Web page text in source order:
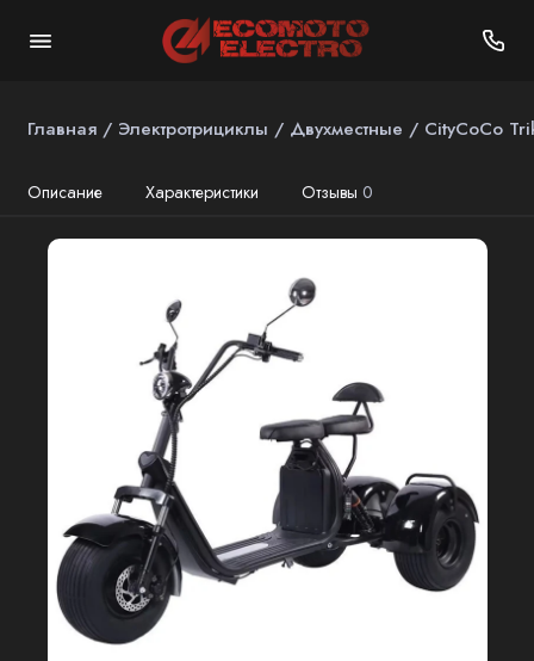
Главная Электротрициклы Двухместные CityCoCo
Описание Характеристики Отзывы 0